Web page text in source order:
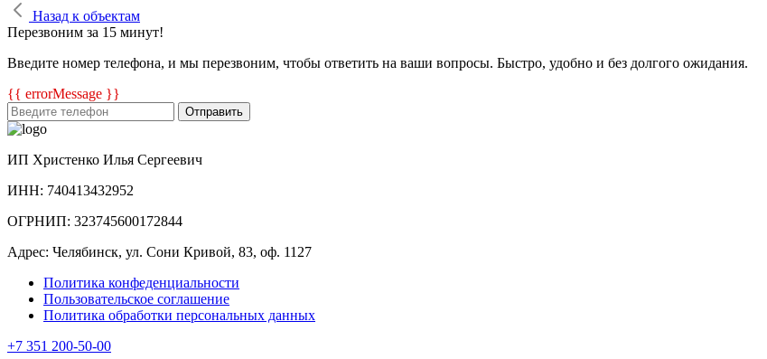
Назад к объектам
Перезвоним за 15 минут!
Введите номер телефона, и мы перезвоним, чтобы ответить на ваши вопросы. Быстро, удобно и без долгого ожидания.
{{ errorMessage }}
Отправить
ИП Христенко Илья Сергеевич
ИНН: 740413432952
ОГРНИП: 323745600172844
Адрес: Челябинск, ул. Сони Кривой, 83, оф. 1127
Политика конфеденциальности
Пользовательское соглашение
Политика обработки персональных данных
+7 351 200-50-00